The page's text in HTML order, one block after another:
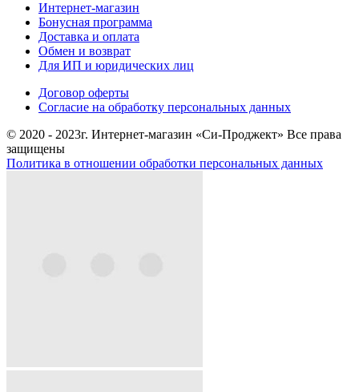
Интернет-магазин
Бонусная программа
Доставка и оплата
Обмен и возврат
Для ИП и юридических лиц
Договор оферты
Согласие на обработку персональных данных
© 2020 - 2023г. Интернет-магазин «Си-Проджект» Все права
защищены
Политика в отношении обработки персональных данных